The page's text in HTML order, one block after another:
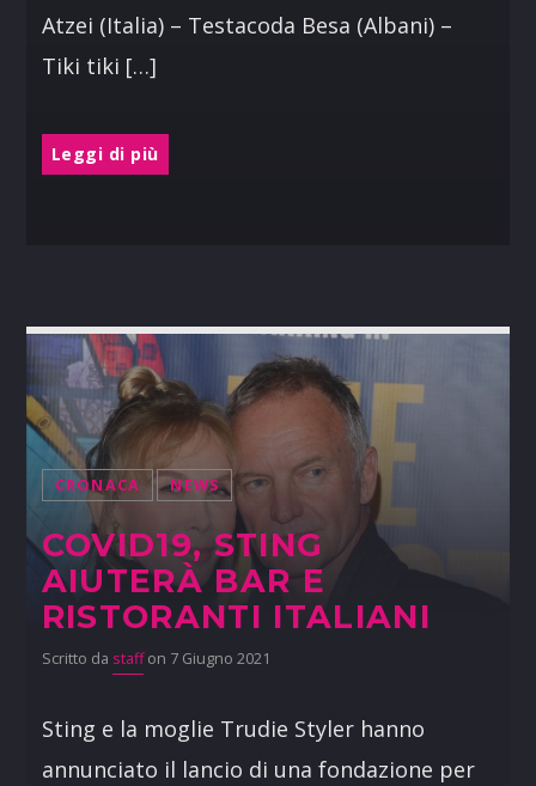
Atzei (Italia) – Testacoda Besa (Albani) –
Tiki tiki […]
Leggi di più
CRONACA NEWS
COVID19, STING
AIUTERÀ BAR E
RISTORANTI ITALIANI
Scritto da staffon 7 Giugno 2021
Sting e la moglie Trudie Styler hanno
annunciato il lancio di una fondazione per